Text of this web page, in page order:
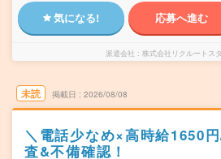
気になる! 応募へ進む
派遣会社 株式会社リクルートス
未読 掲載日 2026/08/08
＼電話少なめ×高時給1650
査&不備確認！